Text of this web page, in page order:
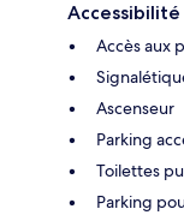
Accessibilité
Accès aux
Ascenseur
Parking
Toilettes
Parking